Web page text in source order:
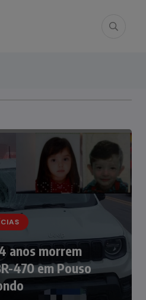
anos morrem
470 em Pouso
leva o nome de
Silvio